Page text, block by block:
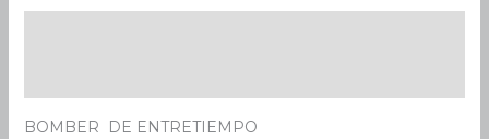
BOMBER DE ENTRETIEMPO